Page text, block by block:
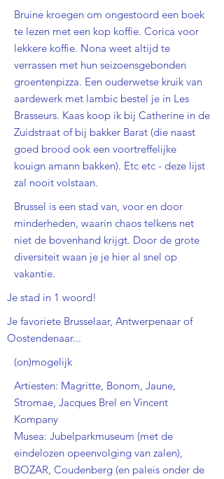
Bruine kroegen om ongestoord een boek
te lezen met een kop koffie. Corica voor
lekkere koffie. Nona weet altijd te
verrassen met hun seizoensgebonden
groentenpizza. Een ouderwetse kruik van
aardewerk met lambic bestel je in Les
Brasseurs. Kaas koop ik bij Catherine in de
Zuidstraat of bij bakker Barat (die naast
goed brood ook een voortreffelijke
kouign amann bakken). Etc etc - deze lijst
zal nooit volstaan.
Brussel is een stad van, voor en door
minderheden, waarin chaos telkens net
niet de bovenhand krijgt. Door de grote
diversiteit waan je je hier al snel op
vakantie.
Je stad in 1 woord!
Je favoriete Brusselaar, Antwerpenaar of
Oostendenaar...
(on)mogelijk
Artiesten: Magritte, Bonom, Jaune,
Stromae, Jacques Brel en Vincent
Kompany
Musea: Jubelparkmuseum (met de
eindelozen opeenvolging van zalen),
BOZAR, Coudenberg (en paleis onder de